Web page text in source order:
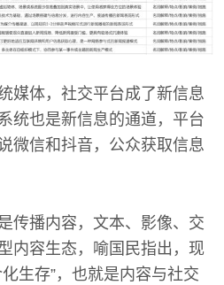
媒体，社交平台成了新信息
统也是新信息的通道，平台
微信和抖音，公众获取信息
传播内容，文本、影像、交
内容生态，喻国民指出，现
生存”，也就是内容与社交